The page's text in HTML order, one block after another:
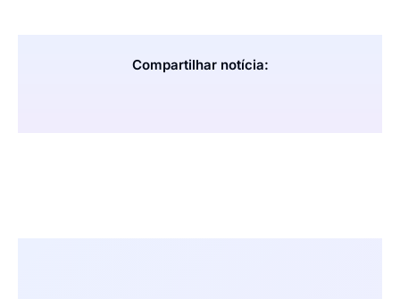
Compartilhar notícia: